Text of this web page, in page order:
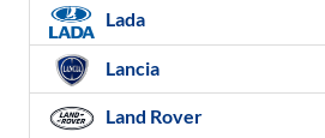
Lada
Lancia
Land Rover